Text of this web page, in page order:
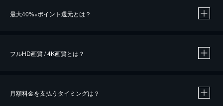
最大40%※ポイント還元とは？
※40％ポイント還元の対象は、クレジットカード決済による作品の購入 / レンタルです。
フルHD画質 / 4K画質とは？
月額料金を支払うタイミングは？